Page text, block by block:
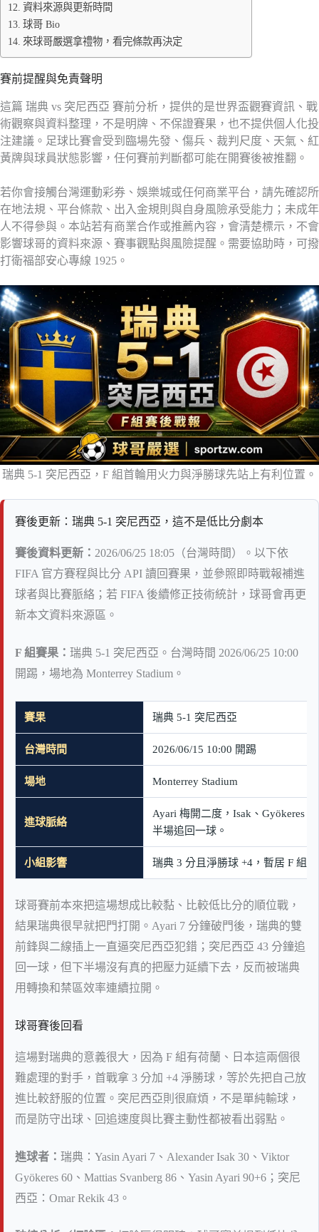
資料來源與更新時間
球哥 Bio
來球哥嚴選拿禮物，看完條款再決定
賽前提醒與免責聲明
這篇 瑞典 vs 突尼西亞 賽前分析，提供的是世界盃觀賽資訊、戰
術觀察與資料整理，不是明牌、不保證賽果，也不提供個人化投
注建議。足球比賽會受到臨場先發、傷兵、裁判尺度、天氣、紅
黃牌與球員狀態影響，任何賽前判斷都可能在開賽後被推翻。
若你會接觸台灣運動彩券、娛樂城或任何商業平台，請先確認所
在地法規、平台條款、出入金規則與自身風險承受能力；未成年
人不得參與。本站若有商業合作或推薦內容，會清楚標示，不會
影響球哥的資料來源、賽事觀點與風險提醒。需要協助時，可撥
打衛福部安心專線 1925。
瑞典 5-1 突尼西亞，F 組首輪用火力與淨勝球先站上有利位置。
賽後更新：瑞典 5-1 突尼西亞，這不是低比分劇本
賽後資料更新： 2026/06/25 18:05（台灣時間）。以下依
FIFA 官方賽程與比分 API 讀回賽果，並參照即時戰報補進
球者與比賽脈絡；若 FIFA 後續修正技術統計，球哥會再更
新本文資料來源區。
F 組賽果： 瑞典 5-1 突尼西亞。台灣時間 2026/06/25 10:00
開踢，場地為 Monterrey Stadium。
賽果 瑞典 5-1 突尼西亞
台灣時間 2026/06/15 10:00 開踢
場地 Monterrey Stadium
進球脈絡
Ayari 梅開二度，Isak、Gyökeres
半場追回一球。
小組影響 瑞典 3 分且淨勝球 +4，暫居 F 組
球哥賽前本來把這場想成比較黏、比較低比分的順位戰，
結果瑞典很早就把門打開。Ayari 7 分鐘破門後，瑞典的雙
前鋒與二線插上一直逼突尼西亞犯錯；突尼西亞 43 分鐘追
回一球，但下半場沒有真的把壓力延續下去，反而被瑞典
用轉換和禁區效率連續拉開。
球哥賽後回看
這場對瑞典的意義很大，因為 F 組有荷蘭、日本這兩個很
難處理的對手，首戰拿 3 分加 +4 淨勝球，等於先把自己放
進比較舒服的位置。突尼西亞則很麻煩，不是單純輸球，
而是防守出球、回追速度與比賽主動性都被看出弱點。
進球者： 瑞典：Yasin Ayari 7、Alexander Isak 30、Viktor
Gyökeres 60、Mattias Svanberg 86、Yasin Ayari 90+6；突尼
西亞：Omar Rekik 43。